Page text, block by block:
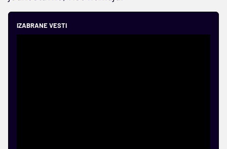
IZABRANE VESTI